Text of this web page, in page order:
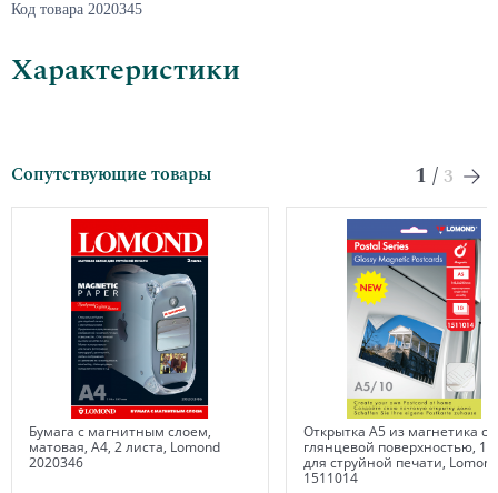
Код товара 2020345
Характеристики
Сопутствующие товары 1 / 3
Бумага с магнитным слоем,
матовая, А4, 2 листа, Lomond
2020346
Открытка А5 из магнетика с
глянцевой поверхностью, 10
для струйной печати, Lomond
1511014